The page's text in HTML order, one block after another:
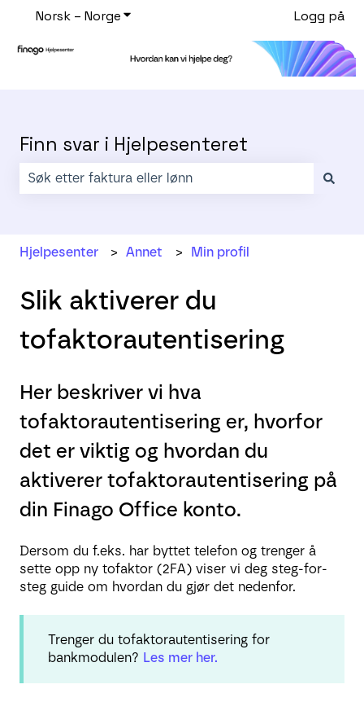
Norsk – NorgeVis undermeny for oversettelserLogg på
Finn svar i Hjelpesenteret
Hjelpesenter Annet Min profil
Slik aktiverer du
tofaktorautentisering
Her beskriver vi hva
tofaktorautentisering er, hvorfor
det er viktig og hvordan du
aktiverer tofaktorautentisering på
din Finago Office konto.
Dersom du f.eks. har byttet telefon og trenger å
sette opp ny tofaktor (2FA) viser vi deg steg-for-
steg guide om hvordan du gjør det nedenfor.
Trenger du tofaktorautentisering for
bankmodulen? Les mer her.